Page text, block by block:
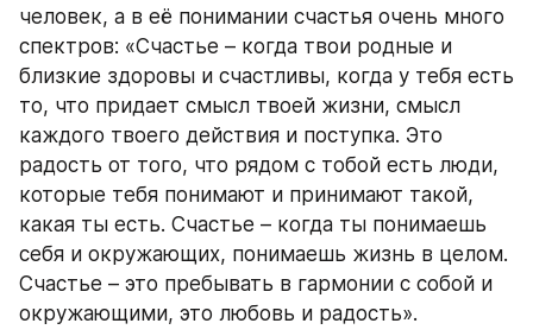
человек, а в её понимании счастья очень много
спектров: «Счастье – когда твои родные и
близкие здоровы и счастливы, когда у тебя есть
то, что придает смысл твоей жизни, смысл
каждого твоего действия и поступка. Это
радость от того, что рядом с тобой есть люди,
которые тебя понимают и принимают такой,
какая ты есть. Счастье – когда ты понимаешь
себя и окружающих, понимаешь жизнь в целом.
Счастье – это пребывать в гармонии с собой и
окружающими, это любовь и радость».